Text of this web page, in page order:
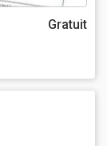
Gratuit